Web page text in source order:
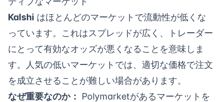
Kalshi はほとんどのマーケットで流動性が低くな
っています。これはスプレッドが広く、トレーダー
にとって有効なオッズが悪くなることを意味しま
す。人気の低いマーケットでは、適切な価格で注文
を成立させることが難しい場合があります。
なぜ重要なのか：
Polymarketがあるマーケットを